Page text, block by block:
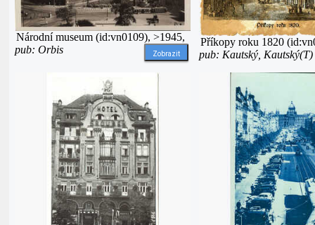
Národní museum (id:vn0109), >1945,
pub: Orbis
Zobrazit
Příkopy roku 1820
pub: Kautský, Kautský(T)